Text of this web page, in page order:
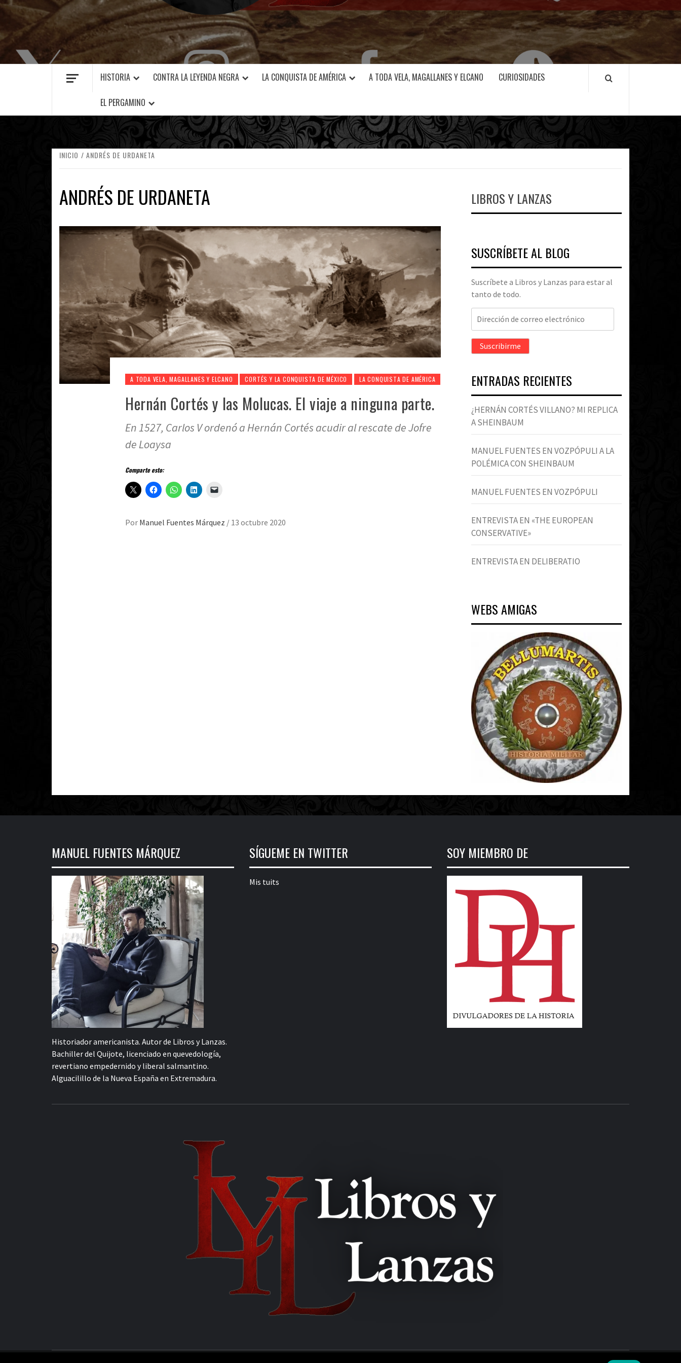
MANUEL FUENTES
HISTORIA CONTRA LA LEYENDA NEGRA LA CONQUISTA DE AMÉRICA A TODA VELA, MAGALLANES Y ELCANO CURIOSIDADES
EL PERGAMINO
INICIO ANDRÉS DE URDANETA
ANDRÉS DE URDANETA
A TODA VELA, MAGALLANES Y ELCANO CORTÉS Y LA CONQUISTA DE MÉXICO LA CONQUISTA DE AMÉRICA
Hernán Cortés y las Molucas. El viaje a ninguna parte.
En 1527, Carlos V ordenó a Hernán Cortés acudir al rescate de Jofre
de Loaysa
Comparte esto:
Por Manuel Fuentes Márquez / 13 octubre 2020
LIBROS Y LANZAS
SUSCRÍBETE AL BLOG
Suscríbete a Libros y Lanzas para estar al
tanto de todo.
Dirección
correo
electrónico
Suscribirme
ENTRADAS RECIENTES
¿HERNÁN CORTÉS VILLANO? MI REPLICA
A SHEINBAUM
MANUEL FUENTES EN VOZPÓPULI A LA
POLÉMICA CON SHEINBAUM
MANUEL FUENTES EN VOZPÓPULI
ENTREVISTA EN «THE EUROPEAN
CONSERVATIVE»
ENTREVISTA EN DELIBERATIO
WEBS AMIGAS
MANUEL FUENTES MÁRQUEZ
Historiador americanista. Autor de Libros y Lanzas.
Bachiller del Quijote, licenciado en quevedología,
revertiano empedernido y liberal salmantino.
Alguacilillo de la Nueva España en Extremadura.
SÍGUEME EN TWITTER
Mis tuits
SOY MIEMBRO DE